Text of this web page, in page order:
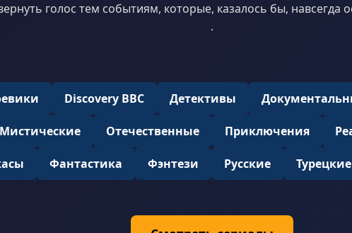
голос тем событиям, которые, казалось бы, навсегда
.
Discovery BBC Детективы
Мистические Отечественные Приключения
Фантастика Фэнтези Русские Турецкие